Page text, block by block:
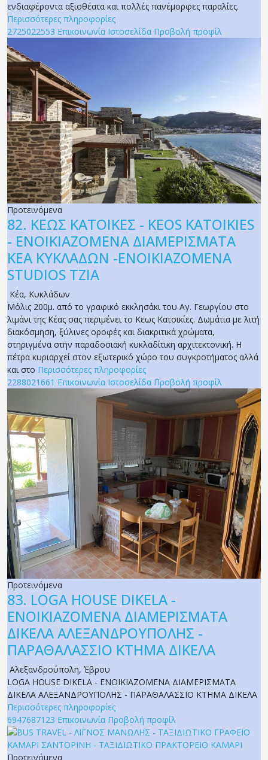
ενδιαφέροντα αξιοθέατα και πολλές πανέμορφες παραλίες.
Περισσότερες πληροφορίες
2725022553 Επικοινωνία Ιστοσελίδα Προβολή προφίλ
Προτεινόμενα
82. ΚΕΩΣ ΚΑΤΟΙΚΕΣ - KEOS KATOIKIES
- ΕΝΟΙΚΙΑΖΟΜΕΝΑ ΔΙΑΜΕΡΙΣΜΑΤΑ
ΚΕΑ ΚΥΚΛΑΔΩΝ -ΕΝΟΙΚΙΑΖΟΜΕΝΑ
STUDIOS ΤΖΙΑ
Κέα, Κυκλάδων
Μόλις 200μ. από το γραφικό εκκλησάκι του Αγ. Γεωργίου στο
λιμάνι της Κέας σας περιμένει το Κεως Κατοικίες. Δωμάτια με λιτή
διακόσμηση, ξύλινες οροφές και διακριτικά χρώματα,
στηριγμένα στην παραδοσιακή κυκλαδίτικη αρχιτεκτονική. Η
πέτρα κυριαρχεί στον εξωτερικό χώρο του συγκροτήματος αλλά
και στο Περισσότερες πληροφορίες
2288021661 Επικοινωνία Ιστοσελίδα Προβολή προφίλ
Προτεινόμενα
83. LOGA HOUSE DIKELA -
ΕΝΟΙΚΙΑΖΟΜΕΝΑ ΔΙΑΜΕΡΙΣΜΑΤΑ
ΔΙΚΕΛΑ ΑΛΕΞΑΝΔΡΟΥΠΟΛΗΣ -
ΠΑΡΑΘΑΛΑΣΣΙΟ ΚΤΗΜΑ ΔΙΚΕΛΑ
Αλεξανδρούπολη, Έβρου
LOGA HOUSE DIKELA - ΕΝΟΙΚΙΑΖΟΜΕΝΑ ΔΙΑΜΕΡΙΣΜΑΤΑ
ΔΙΚΕΛΑ ΑΛΕΞΑΝΔΡΟΥΠΟΛΗΣ - ΠΑΡΑΘΑΛΑΣΣΙΟ ΚΤΗΜΑ ΔΙΚΕΛΑ
Περισσότερες πληροφορίες
6947687123 Επικοινωνία Προβολή προφίλ
Προτεινόμενα